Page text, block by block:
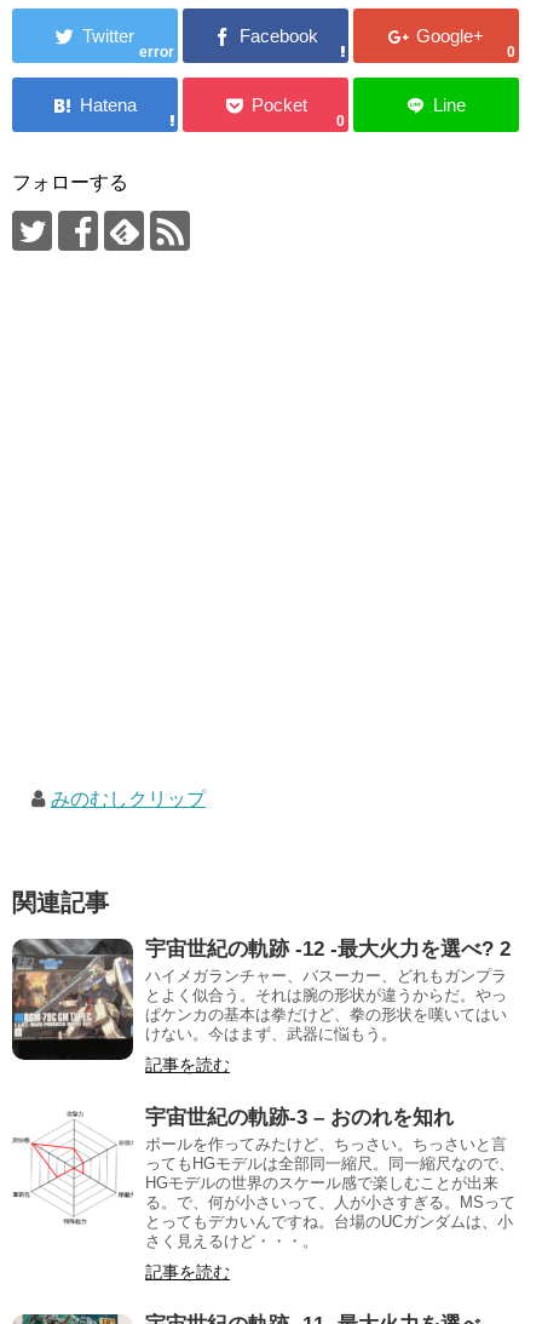
error 0
0
フォローする
みのむしクリップ
関連記事
宇宙世紀の軌跡 -12 -最大火力を選べ? 2
ハイメガランチャー、バスーカー、どれもガンプラ
とよく似合う。それは腕の形状が違うからだ。やっ
ぱケンカの基本は拳だけど、拳の形状を嘆いてはい
けない。今はまず、武器に悩もう。
記事を読む
宇宙世紀の軌跡-3 – おのれを知れ
ボールを作ってみたけど、ちっさい。ちっさいと言
ってもHGモデルは全部同一縮尺。同一縮尺なので、
HGモデルの世界のスケール感で楽しむことが出来
る。で、何が小さいって、人が小さすぎる。MSって
とってもデカいんですね。台場のUCガンダムは、小
さく見えるけど・・・。
記事を読む